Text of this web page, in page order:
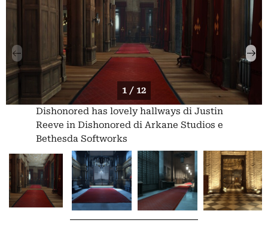
1 / 12
Dishonored has lovely hallways di Justin
Reeve in Dishonored di Arkane Studios e
Bethesda Softworks